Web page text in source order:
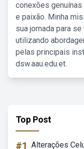
conexões
e paixão. Minha
sua jornada para
utilizando
pelas principais
dsw.aau.edu.et.
Top Post
#1 Alterações